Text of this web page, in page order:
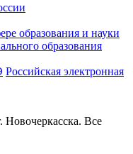
образования и науки
образования
Российская электронная
Все